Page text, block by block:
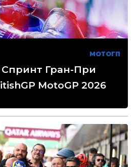
МОТОГП
Гран-При
MotoGP 2026